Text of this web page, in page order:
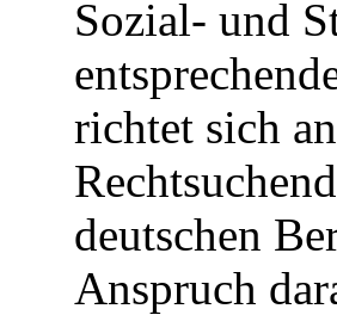
Sozial- und
richtet sich
deutschen
Anspruch